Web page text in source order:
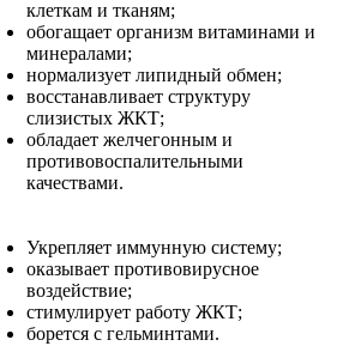
клеткам и тканям;
обогащает организм витаминами и
минералами;
нормализует липидный обмен;
восстанавливает структуру
слизистых ЖКТ;
обладает желчегонным и
противовоспалительными
качествами.
Укрепляет иммунную систему;
оказывает противовирусное
воздействие;
стимулирует работу ЖКТ;
борется с гельминтами.